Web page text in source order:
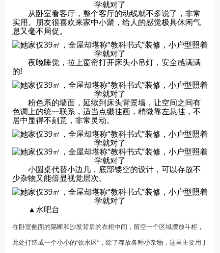
从卧室看客厅，整个客厅的动线就不多说了，非常
实用。朋友很喜欢来家中小聚，给人的感觉极具休闲气
息又毫不局促。
夜晚睡觉，拉上窗帘打开床头小吊灯，安全感满满
的!
粉色系的墙面，延续到床头背景墙，让空间之间有
色调上的统一联系，适当点缀挂画，稍微靠左悬挂，不
居中显得不刻意，非常灵动。
小圆桌代替小边几，底部镂空的设计，可以存放不
少杂物又能倍显视觉层次。
▲水吧台
在卧室侧面的隔断和沙发背后的衣柜中间，留空一个区域摆放斗柜，
此处打造成一个小小的“饮水区”，除了存放各种小杂物，这里主要用于